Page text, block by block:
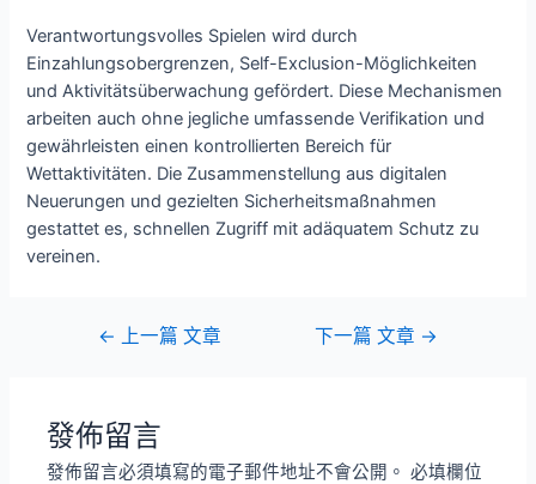
Verantwortungsvolles Spielen wird durch
Einzahlungsobergrenzen, Self-Exclusion-Möglichkeiten
und Aktivitätsüberwachung gefördert. Diese Mechanismen
arbeiten auch ohne jegliche umfassende Verifikation und
gewährleisten einen kontrollierten Bereich für
Wettaktivitäten. Die Zusammenstellung aus digitalen
Neuerungen und gezielten Sicherheitsmaßnahmen
gestattet es, schnellen Zugriff mit adäquatem Schutz zu
vereinen.
← 上一篇 文章 下一篇 文章 →
發佈留言
發佈留言必須填寫的電子郵件地址不會公開。 必填欄位